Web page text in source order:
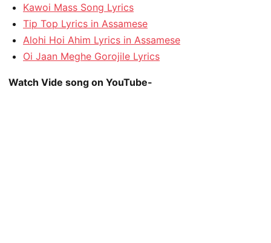
Kawoi Mass Song Lyrics
Tip Top Lyrics in Assamese
Alohi Hoi Ahim Lyrics in Assamese
Oi Jaan Meghe Gorojile Lyrics
Watch Vide song on YouTube-